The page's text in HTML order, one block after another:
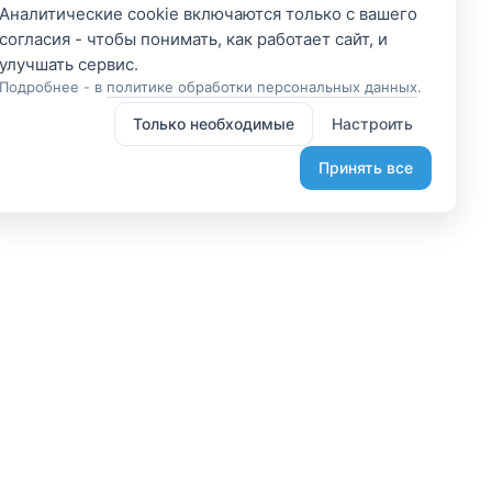
Аналитические cookie включаются только с вашего
согласия - чтобы понимать, как работает сайт, и
Подробнее - в политике обработки персональных данных.
Только необходимые Настроить
Принять все